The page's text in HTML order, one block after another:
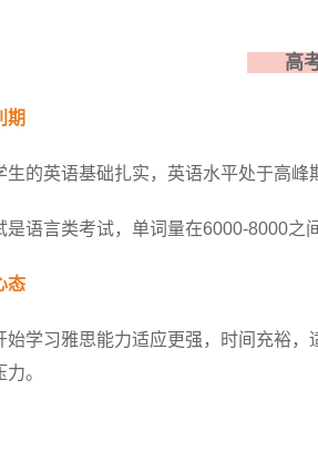
高考
期
英语基础扎实，英语水平处于高峰
言类考试，单词量在6000-8000之
态
习雅思能力适应更强，时间充裕，
。